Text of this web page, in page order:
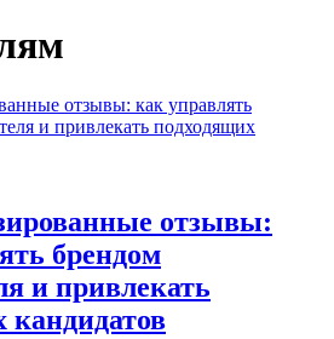
отзывы:
брендом
и привлекать
кандидатов